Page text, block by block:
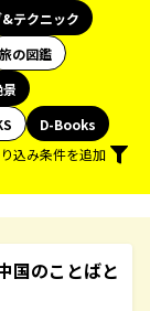
テクニック
旅の図鑑
D-Books
込み条件を追加
国のことばと